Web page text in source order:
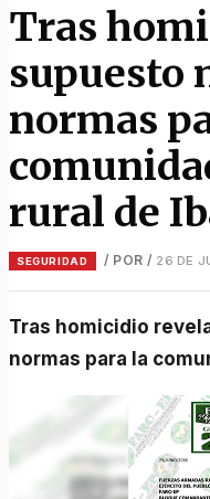
Tras
supuesto
normas
rural de
SEGURIDAD / POR / 26 DE
Tras homicidio revelan supuesto manual con
normas para la